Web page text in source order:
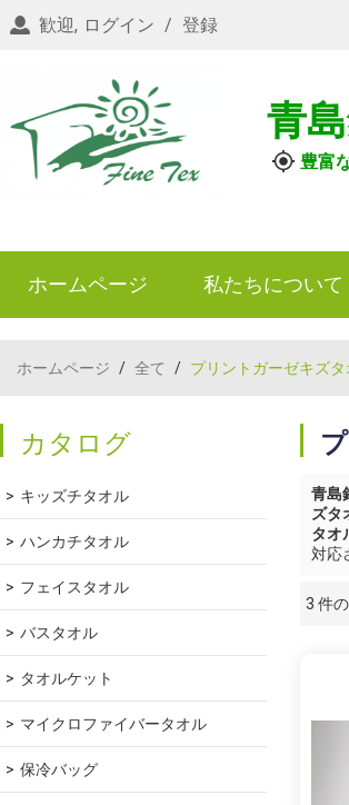
歓迎, ログイン / 登録
青
豊富
ホームページ 私たちについて
ホームページ / 全て / プリントガーゼキズ
カタログ
キッズチタオル
ハンカチタオル
フェイスタオル
バスタオル
タオルケット
マイクロファイバータオル
保冷バッグ
青島
ズタ
タオ
対応
3 件
ショーケース